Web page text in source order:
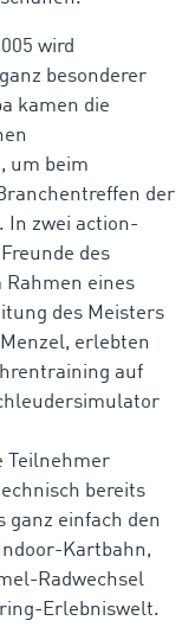
wird
besonderer
kamen die
um beim
Branchentreffen der
In zwei action-
des
Rahmen eines
des Meisters
erlebten
auf
Teilnehmer
bereits
ganz einfach den
Kartbahn,
Radwechsel
Erlebniswelt.